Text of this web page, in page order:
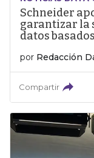
Schneider
garantizar la
datos
por Redacción
Compartir